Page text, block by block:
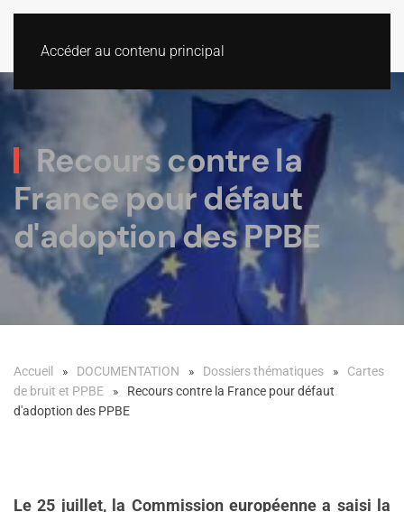
Accéder au contenu principal
Recours contre la
France pour défaut
d'adoption des PPBE
Accueil DOCUMENTATION Dossiers thématiques
Cartes
de bruit et PPBE
Recours contre la France pour défaut
d'adoption des PPBE
Le 25 juillet, la Commission européenne a saisi la